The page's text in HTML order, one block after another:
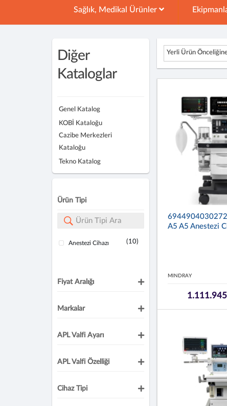
Sağlık, Medikal Ürünler
Diğer
Kataloglar
Genel Katalog
KOBİ Kataloğu
Cazibe Merkezleri
Kataloğu
Tekno Katalog
Ürün Tipi
Anestezi Cihazı (10)
Fiyat Aralığı
Markalar
APL Valfi Ayarı
APL Valfi Özelliği
Cihaz Tipi
Yerli Ürün
A5 A5 Anestezi
MINDRAY